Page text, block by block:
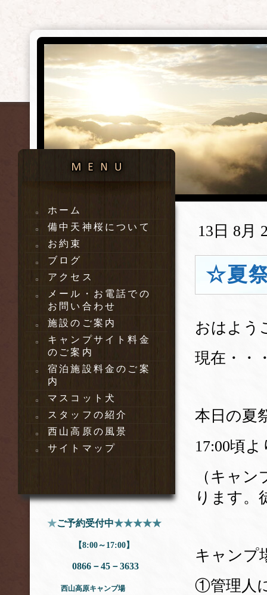
ホーム
備中天神桜について
お約束
ブログ
アクセス
メール・お電話での
お問い合わせ
施設のご案内
キャンプサイト料金
のご案内
宿泊施設料金のご案
内
マスコット犬
スタッフの紹介
西山高原の風景
サイトマップ
★ご予約受付中★★★★★
【8:00～17:00】
0866－45－3633
西山高原キャンプ場
13日 8月
☆夏
おはよ
現在・・
本日の夏
17:00頃
（キャ
ります。
キャンプ
①管理人